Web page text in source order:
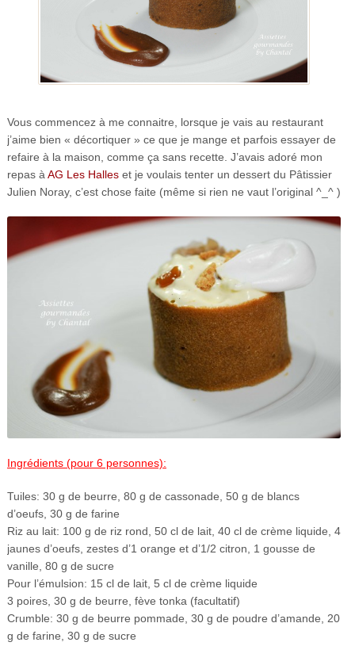
Vous commencez à me connaitre, lorsque je vais au restaurant
j’aime bien « décortiquer » ce que je mange et parfois essayer de
refaire à la maison, comme ça sans recette. J’avais adoré mon
repas à AG Les Halleset je voulais tenter un dessert du Pâtissier
Julien Noray, c’est chose faite (même si rien ne vaut l’original ^_^ )
Ingrédients (pour 6 personnes):
Tuiles: 30 g de beurre, 80 g de cassonade, 50 g de blancs
d’oeufs, 30 g de farine
Riz au lait: 100 g de riz rond, 50 cl de lait, 40 cl de crème liquide, 4
jaunes d’oeufs, zestes d’1 orange et d’1/2 citron, 1 gousse de
vanille, 80 g de sucre
Pour l’émulsion: 15 cl de lait, 5 cl de crème liquide
3 poires, 30 g de beurre, fève tonka (facultatif)
Crumble: 30 g de beurre pommade, 30 g de poudre d’amande, 20
g de farine, 30 g de sucre